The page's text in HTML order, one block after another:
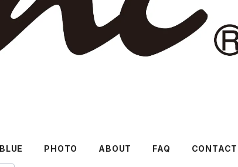
BLUE PHOTO ABOUT FAQ CONTACT